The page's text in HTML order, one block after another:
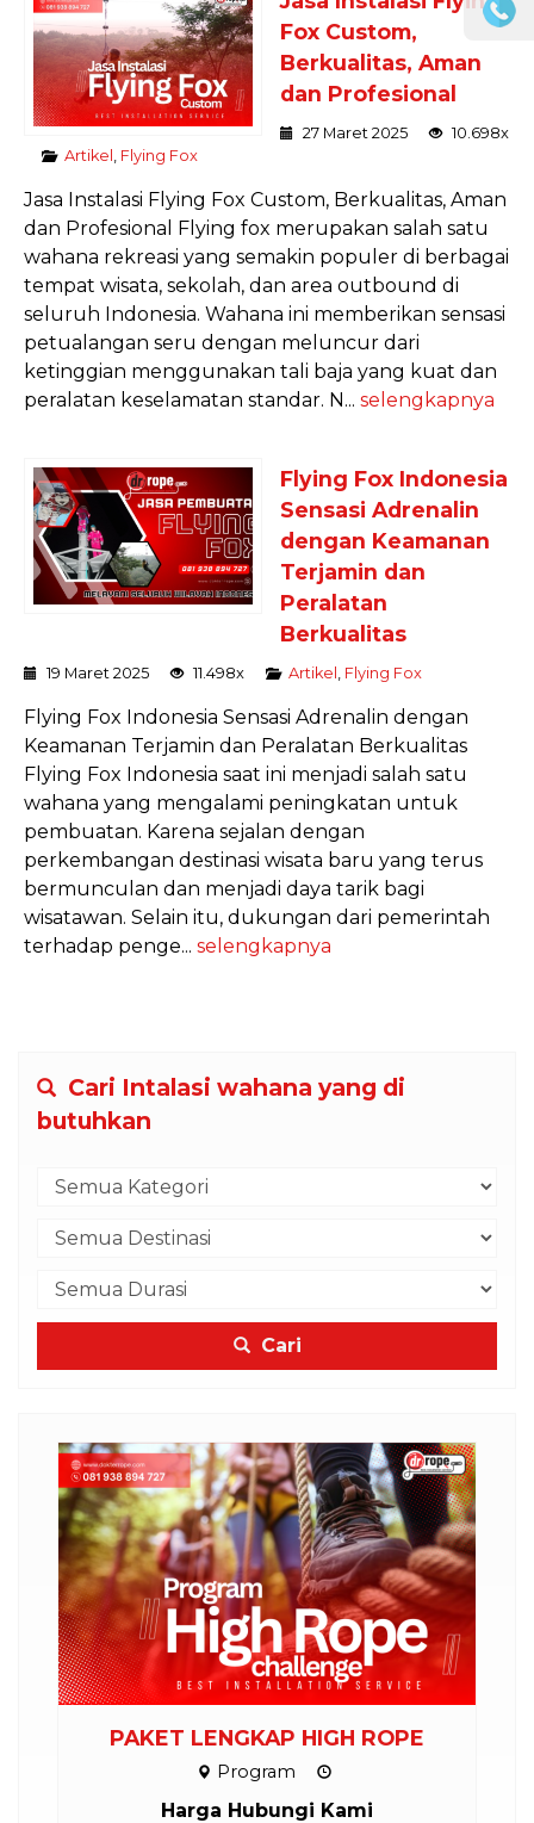
Fox Custom,
Berkualitas, Aman
dan Profesional
27 Maret 2025
10.698x
Artikel
Flying Fox
Jasa Instalasi Flying Fox Custom, Berkualitas, Aman
dan Profesional Flying fox merupakan salah satu
wahana rekreasi yang semakin populer di berbagai
tempat wisata, sekolah, dan area outbound di
seluruh Indonesia. Wahana ini memberikan sensasi
petualangan seru dengan meluncur dari
ketinggian menggunakan tali baja yang kuat dan
peralatan keselamatan standar. N... selengkapnya
Flying Fox Indonesia
Sensasi Adrenalin
dengan Keamanan
Terjamin dan
Peralatan
Berkualitas
19 Maret 2025 11.498x Artikel Flying Fox
Flying Fox Indonesia Sensasi Adrenalin dengan
Keamanan Terjamin dan Peralatan Berkualitas
Flying Fox Indonesia saat ini menjadi salah satu
wahana yang mengalami peningkatan untuk
pembuatan. Karena sejalan dengan
perkembangan destinasi wisata baru yang terus
bermunculan dan menjadi daya tarik bagi
wisatawan. Selain itu, dukungan dari pemerintah
terhadap penge... selengkapnya
Cari Intalasi wahana yang di
butuhkan
Cari
PAKET LENGKAP HIGH ROPE
Program
Harga Hubungi Kami